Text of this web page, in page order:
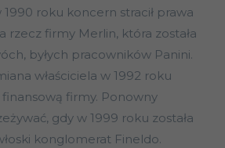
1990 roku koncern stracił prawa
rzecz firmy Merlin, która została
byłych pracowników Panini.
właściciela w 1992 roku
finansową firmy. Ponowny
gdy w 1999 roku została
konglomerat Fineldo.